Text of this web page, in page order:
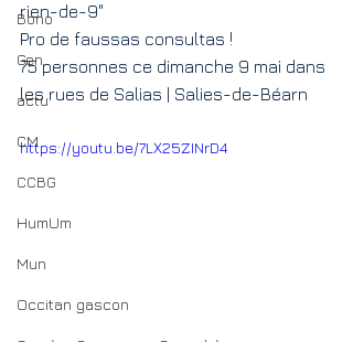
Bono
Gen
actu
CM
CCBG
HumUm
Mun
Occitan gascon
rien-de-9"
Pro de faussas consultas !
75 personnes ce dimanche 9 mai dans
les rues de Salias | Salies-de-Béarn
https://youtu.be/7LX25ZINrD4